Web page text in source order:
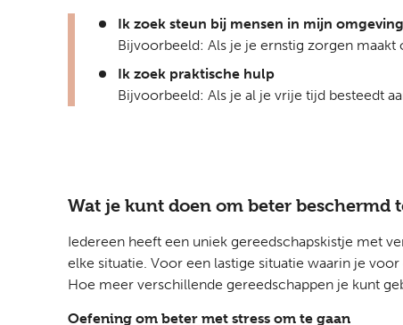
Ik zoek steun bij mensen in mijn omgeving
Bijvoorbeeld: Als je je ernstig zorgen
Ik zoek praktische hulp
Bijvoorbeeld: Als je al je vrije tijd besteedt
Wat je kunt doen om beter beschermd
Iedereen heeft een uniek gereedschapskistje met
elke situatie. Voor een lastige situatie waarin je
Hoe meer verschillende gereedschappen je kunt
Oefening om beter met stress om te gaan